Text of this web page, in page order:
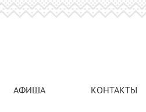
АФИША КОНТАКТЫ